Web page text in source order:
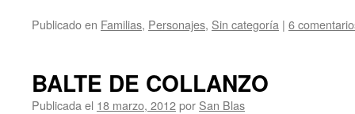
Publicado en Familias, Personajes, Sin categoría | 6
BALTE DE COLLANZO
Publicada el 18 marzo, 2012por San Blas